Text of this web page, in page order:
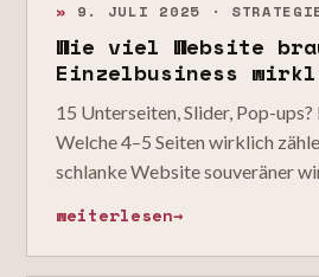
» 9. JULI 2025 ·
Wie viel Website
Einzelbusiness
15 Unterseiten, Slider, Pop-
Welche 4–5 Seiten wirklich
schlanke Website souveräner
weiterlesen→